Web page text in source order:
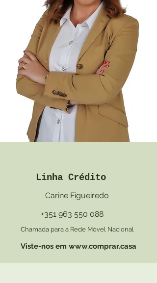
Linha Crédito
Carine Figueiredo
+351 963 550 088
Chamada para a Rede Móvel Nacional
Viste-nos em www.comprar.casa